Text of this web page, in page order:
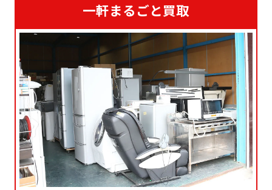
一軒まるごと買取